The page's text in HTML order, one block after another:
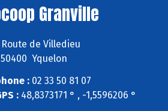
Granville
Route de Villedieu
50400 Yquelon
: 02 33 50 81 07
: 48,8373171 ° , -1,5596206 °